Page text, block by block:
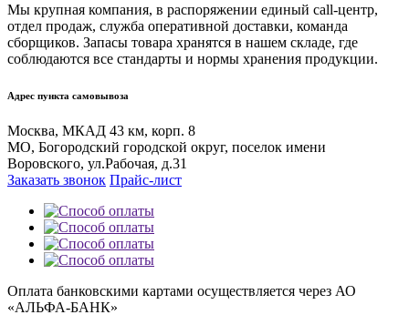
Мы крупная компания, в распоряжении единый call-центр,
отдел продаж, служба оперативной доставки, команда
сборщиков. Запасы товара хранятся в нашем складе, где
соблюдаются все стандарты и нормы хранения продукции.
Адрес пункта самовывоза
Москва, МКАД 43 км, корп. 8
МО, Богородский городской округ, поселок имени
Воровского, ул.Рабочая, д.31
Заказать звонок Прайс-лист
Оплата банковскими картами осуществляется через АО
«АЛЬФА-БАНК»